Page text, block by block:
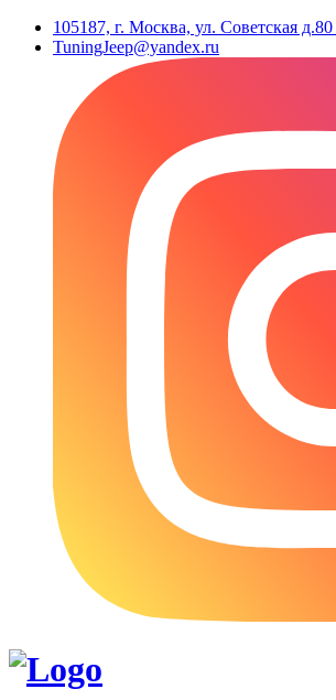
105187, г. Москва, ул. Советская д.80
TuningJeep@yandex.ru